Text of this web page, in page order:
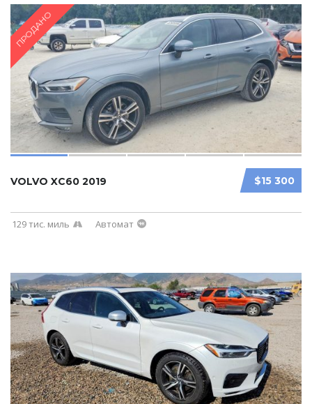
ПРОДАНО
$15 300
VOLVO XC60 2019
129 тис. миль Автомат